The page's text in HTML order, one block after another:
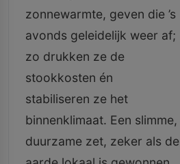
zonnewarmte, geven die ’s
avonds geleidelijk weer af;
zo drukken ze de
stookkosten én
stabiliseren ze het
binnenklimaat. Een slimme,
duurzame zet, zeker als de